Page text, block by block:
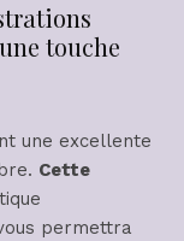
touche
une excellente
Cette
permettra